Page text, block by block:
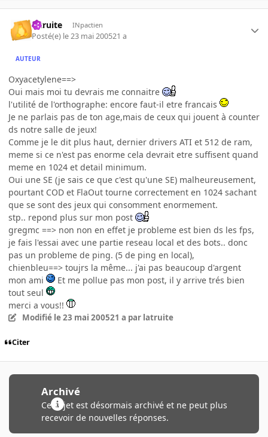
latruite INpactien
Posté(e) le 23 mai 200521 a
AUTEUR
Oxyacetylene==>
Oui mais moi tu devrais me connaitre
l'utilité de l'orthographe: encore faut-il etre francais
Je ne parlais pas de ton age,mais de ceux qui jouent à counter
ds notre salle de jeux!
Comme je le dit plus haut, dernier drivers ATI et 512 de ram,
meme si ce n'est pas enorme cela devrait etre suffisent quand
meme en 1024 et detail minimum.
Oui une SE (je sais ce que c'est qu'une SE) malheureusement,
pourtant COD et FlaOut tourne correctement en 1024 sachant
que se sont des jeux qui consomment enormement.
stp.. repond plus sur mon post
gregmc ==> non non en effet je probleme est bien ds les fps,
je fais l'essai avec une partie reseau local et des bots.. donc
pas un probleme de ping. (5 de ping en local),
chienbleu==> toujrs la même... j'ai pas beaucoup d'argent
mon ami
Et me pollue pas mon post, il y arrive trés bien
tout seul
merci a vous!!
Modifié le 23 mai 200521 a par latruite
Citer
Archivé
Ce sujet est désormais archivé et ne peut plus
recevoir de nouvelles réponses.